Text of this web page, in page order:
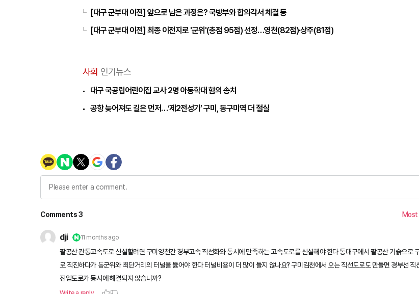
[대구 군부대 이전] 앞으로 남은 과정은? 국방부와 합의각서 체결 등
[대구 군부대 이전] 최종 이전지로 '군위'(총점 95점) 선정…영천(82점)·상주(81점)
사회 인기뉴스
대구 국공립어린이집 교사 2명 아동학대 혐의 송치
공항 늦어져도 길은 먼저…‘제2전성기’ 구미, 동구미역 더 절실